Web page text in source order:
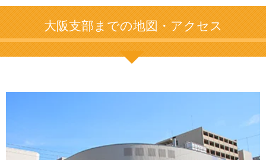
大阪支部までの地図・アクセス